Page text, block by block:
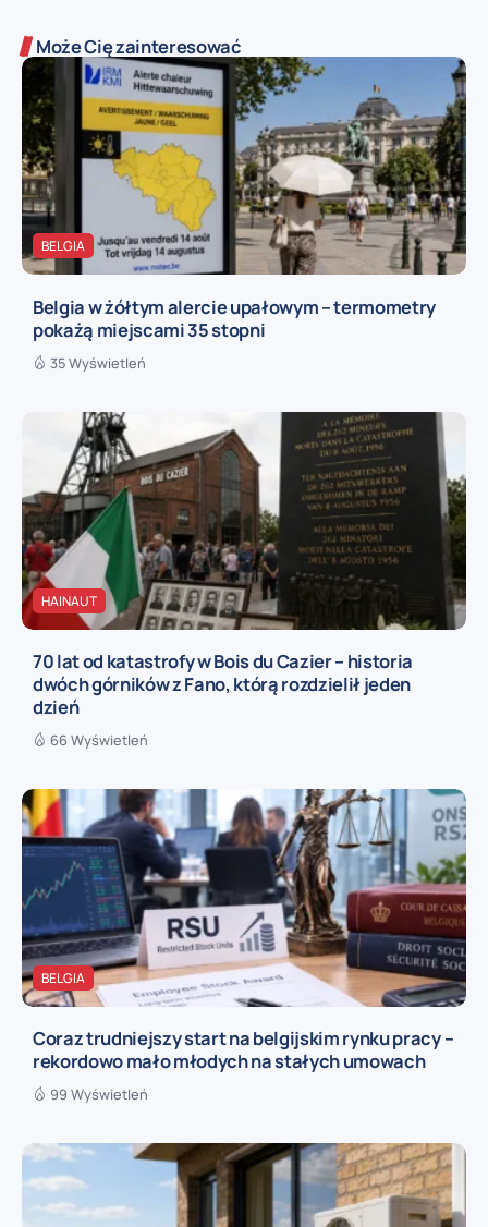
Może Cię zainteresować
BELGIA
Belgia w żółtym alercie upałowym – termometry
pokażą miejscami 35 stopni
35 Wyświetleń
HAINAUT
70 lat od katastrofy w Bois du Cazier – historia
dwóch górników z Fano, którą rozdzielił jeden
dzień
66 Wyświetleń
BELGIA
Coraz trudniejszy start na belgijskim rynku pracy –
rekordowo mało młodych na stałych umowach
99 Wyświetleń